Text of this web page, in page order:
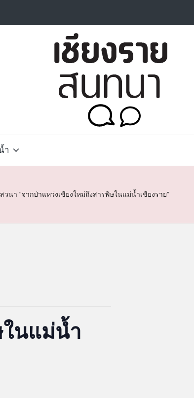
ำ
สวนา “จากป่าแหว่งเชียงใหม่ถึงสารพิษในแม่น้ำเชียงราย”
ในแม่น้ำ